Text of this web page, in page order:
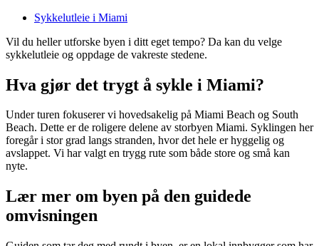
Sykkelutleie i Miami
Vil du heller utforske byen i ditt eget tempo? Da kan du velge
sykkelutleie og oppdage de vakreste stedene.
Hva gjør det trygt å sykle i Miami?
Under turen fokuserer vi hovedsakelig på Miami Beach og South
Beach. Dette er de roligere delene av storbyen Miami. Syklingen her
foregår i stor grad langs stranden, hvor det hele er hyggelig og
avslappet. Vi har valgt en trygg rute som både store og små kan
nyte.
Lær mer om byen på den guidede
omvisningen